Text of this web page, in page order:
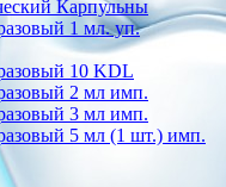
Карпульны
1 мл. уп.
10 KDL
2 мл имп.
3 мл имп.
5 мл (1 шт.) имп.